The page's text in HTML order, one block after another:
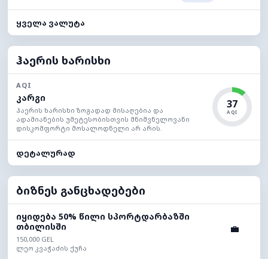
ყველა ვალუტა
ჰაერის ხარისხი
AQI
კარგი
ჰაერის ხარისხი ზოგადად მისაღებია და
ადამიანების უმეტესობისთვის მნიშვნელოვანი
დისკომფორტი მოსალოდნელი არ არის.
37
AQI
დეტალურად
ბიზნეს განცხადებები
იყიდება 50% წილი სპორტდარბაზში
თბილისში
150,000 GEL
ლეო კვაჭაძის ქუჩა
💼